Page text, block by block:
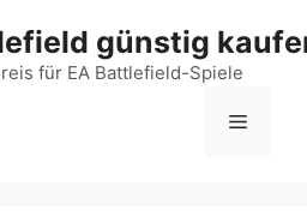
günstig
für EA Battlefield-Spiele
Menü